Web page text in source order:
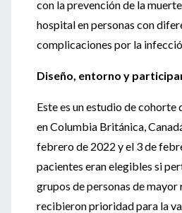
con la prevención de la
hospital en personas con
complicaciones por la
Diseño, entorno y
Este es un estudio de cohorte
en Columbia Británica,
febrero de 2022 y el 3 de
pacientes eran elegibles si
grupos de personas de mayor
recibieron prioridad para la